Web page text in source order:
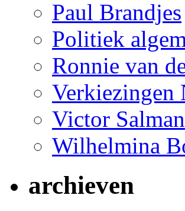
Paul Brandjes
Politiek
Ronnie van
Victor Salman
Wilhelmina
archieven